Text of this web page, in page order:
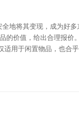
地将其变现，成为好
价值，给出合理报
适用于闲置物品，也合